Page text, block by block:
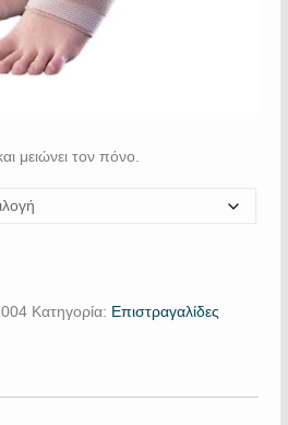
μειώνει τον πόνο.
Κατηγορία: Επιστραγαλίδες